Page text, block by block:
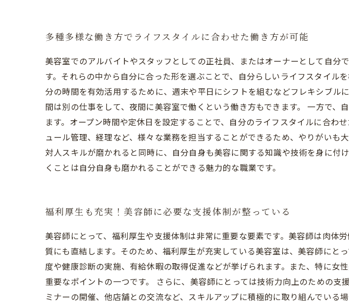
多種多様な働き方でライフスタイルに合わせた働き方が可能
美容室でのアルバイトやスタッフとしての正社員、またはオーナーとして自分
す。それらの中から自分に合った形を選ぶことで、自分らしいライフスタイル
分の時間を有効活用するために、週末や平日にシフトを組むなどフレキシブル
間は別の仕事をして、夜間に美容室で働くという働き方もできます。 一方で
ます。オープン時間や定休日を設定することで、自分のライフスタイルに合わ
ュール管理、経理など、様々な業務を担当することができるため、やりがいも
対人スキルが磨かれると同時に、自分自身も美容に関する知識や技術を身に付
くことは自分自身も磨かれることができる魅力的な職業です。
福利厚生も充実！美容師に必要な支援体制が整っている
美容師にとって、福利厚生や支援体制は非常に重要な要素です。美容師は肉体
質にも直結します。そのため、福利厚生が充実している美容室は、美容師にと
度や健康診断の実施、有給休暇の取得促進などが挙げられます。また、特に女
重要なポイントの一つです。 さらに、美容師にとっては技術力向上のための
ミナーの開催、他店舗との交流など、スキルアップに積極的に取り組んでいる